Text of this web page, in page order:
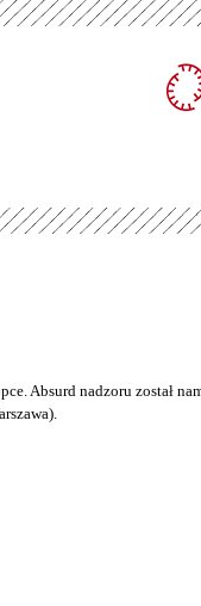
Absurd nadzoru został